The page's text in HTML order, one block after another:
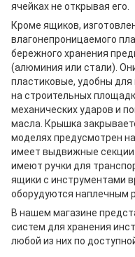
ячейках не открывая его.
Кроме ящиков,
влагонепроницаемого
бережного хранения
(алюминия или стали).
пластиковые, удобны для
на строительных
механических ударов и
масла. Крышка
моделях предусмотрен
имеет выдвижные
имеют ручки для
ящики с инструментами
оборудуются наплечным
В нашем магазине
систем для хранения
любой из них по